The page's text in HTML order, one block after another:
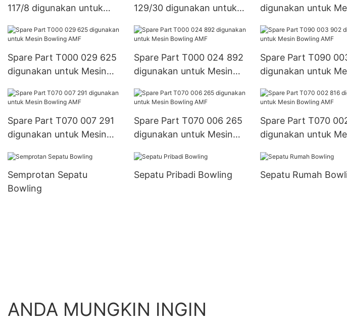
117/8 digunakan untuk
129/30 digunakan untuk
digunakan untuk
Spare Part T000 029 625
digunakan untuk Mesin
Spare Part T000 024 892
digunakan untuk Mesin
Spare Part T090
digunakan untuk
Spare Part T070 007 291
digunakan untuk Mesin
Spare Part T070 006 265
digunakan untuk Mesin
Spare Part T070
digunakan untuk
Semprotan Sepatu
Bowling
Sepatu Pribadi Bowling
Sepatu Rumah
ANDA MUNGKIN INGIN